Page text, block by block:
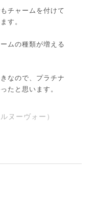
チャームを付けて
す。
ムの種類が増える
なので、プラチナ
たと思います。
ヌーヴォー）